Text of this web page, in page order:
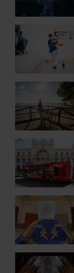
et
pots
perdre
esta
primavera
Partides
de
pilota
valenciana
Trinquet
de
València
l’Albufera
de
València
en
bici
Tres
autobusos
turístics
diferents
per
a
descobrir
València
Exposició
sobre
la
seda
a
València:
l'art
Vine